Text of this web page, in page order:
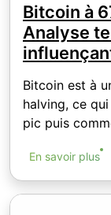
Bitcoin à
Analyse
Bitcoin est à
halving, ce
pic puis
En savoir plus